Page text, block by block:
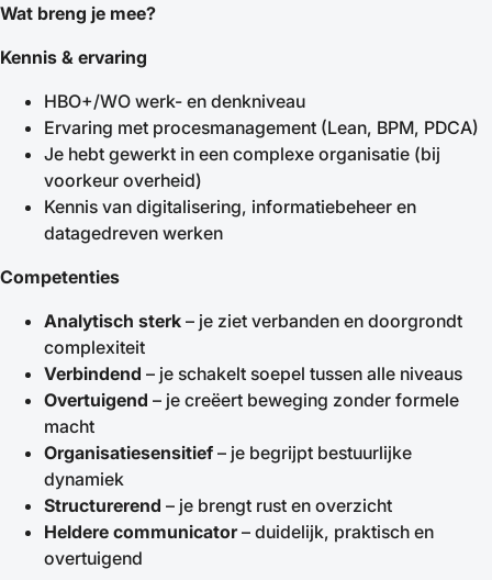
Wat breng je mee?
Kennis & ervaring
HBO+/WO werk- en denkniveau
Ervaring met procesmanagement (Lean, BPM, PDCA)
Je hebt gewerkt in een complexe organisatie (bij
voorkeur overheid)
Kennis van digitalisering, informatiebeheer en
datagedreven werken
Competenties
Analytisch sterk – je ziet verbanden en doorgrondt
complexiteit
Verbindend – je schakelt soepel tussen alle niveaus
Overtuigend – je creëert beweging zonder formele
macht
Organisatiesensitief – je begrijpt bestuurlijke
dynamiek
Structurerend – je brengt rust en overzicht
Heldere communicator– duidelijk, praktisch en
overtuigend